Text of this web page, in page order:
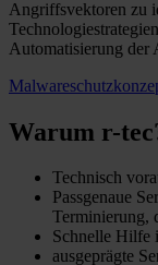
Angriffsvektoren zu
Automatisierung der
Warum r-
Technisch
Passgenaue
Terminierung,
Schnelle Hilfe
ausgeprägte